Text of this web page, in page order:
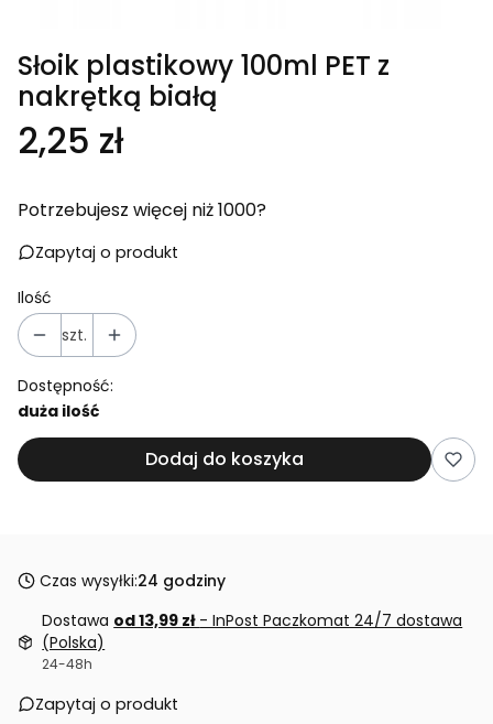
Słoik plastikowy 100ml PET z
nakrętką białą
Cena
2,25 zł
Potrzebujesz więcej niż 1000?
Zapytaj o produkt
Ilość
szt.
Dostępność:
duża ilość
Dodaj do koszyka
Czas wysyłki:24 godziny
Dostawa od 13,99 zł - InPost Paczkomat 24/7 dostawa
(Polska)
24-48h
Zapytaj o produkt